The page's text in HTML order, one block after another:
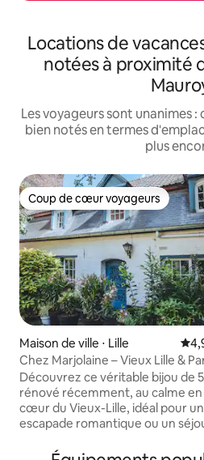
Locations de
notées à proximité
Les voyageurs sont unanimes
bien notés en termes
plus
Coup de cœur voyageurs
Coup de cœur voyageurs
Maison de ville ⋅ Lille
Chez Marjolaine – Vieux Lille &
inclus
Découvrez ce véritable bijou de
rénové récemment, au calme en
cœur du Vieux-Lille, idéal pour
escapade romantique ou un
entièrement indépendant, tout